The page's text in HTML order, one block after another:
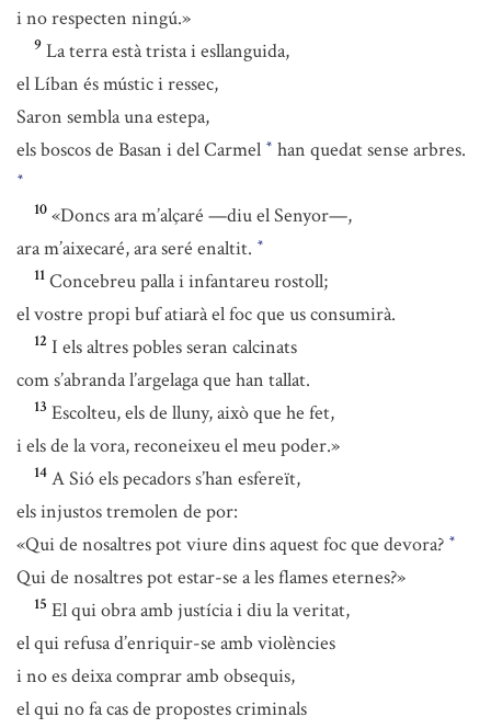
i no respecten ningú.»
9 La terra està trista i esllanguida,
el Líban és mústic i ressec,
Saron sembla una estepa,
els boscos de Basan i del Carmel * han quedat sense arbres.
*
10 «Doncs ara m’alçaré —diu el Senyor—,
ara m’aixecaré, ara seré enaltit. *
11 Concebreu palla i infantareu rostoll;
el vostre propi buf atiarà el foc que us consumirà.
12 I els altres pobles seran calcinats
com s’abranda l’argelaga que han tallat.
13 Escolteu, els de lluny, això que he fet,
i els de la vora, reconeixeu el meu poder.»
14 A Sió els pecadors s’han esfereït,
els injustos tremolen de por:
«Qui de nosaltres pot viure dins aquest foc que devora? *
Qui de nosaltres pot estar-se a les flames eternes?»
15 El qui obra amb justícia i diu la veritat,
el qui refusa d’enriquir-se amb violències
i no es deixa comprar amb obsequis,
el qui no fa cas de propostes criminals